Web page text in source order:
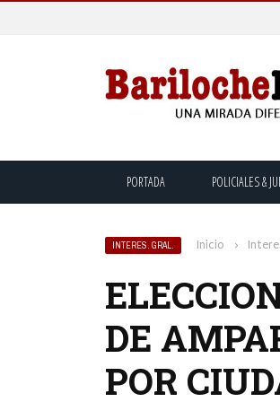
PORTADA POLICIALES &
INTERES. GRAL. Inicio ›
DE
POR